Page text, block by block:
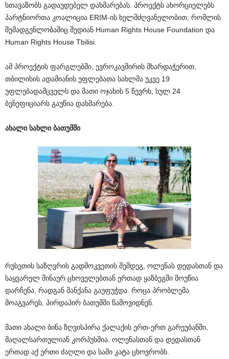
სთავაზობს გადაუდებელ დახმარებას. პროექტს ახორციელებს
პარტნიორთა კოალიცია ERIM-ის ხელმძღვანელობით, რომლის
შემადგენლობაშიც შედიან Human Rights House Foundation და
Human Rights House Tbilisi.
ამ პროექტის ფარგლებში, ევროკავშირის მხარდაჭერით,
თბილისის ადამიანის უფლებათა სახლმა უკვე 19
უფლებადამცველს და მათი ოჯახის 5 წევრს, სულ 24
ბენეფიციარს გაუწია დახმარება.
ახალი სახლი ბათუმში
რუსეთის საზღვრის გადმოკვეთის შემდეგ, ოლენას დედასთან და
საყვარელ შინაურ ცხოველებთან ერთად ყაზბეგში მოუწია
დარჩენა, რადგან მანქანა გაუფუჭდა. როცა პრობლემა
მოაგვარეს, პირდაპირ ბათუმში წამოვიდნენ.
მათი ახალი ბინა ზღვისპირა ქალაქის ერთ-ერთ გარეუბანში,
მაღალსართულიან კორპუსშია. ოლენასთან და დედასთან
ერთად აქ ერთი ძაღლი და სამი კატა ცხოვრობს.